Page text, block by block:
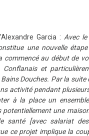
Garcia : Avec
une nouvelle
commencé au début de
Conflanais et
Bains Douches. Par la
activité pendant
à la place un
potentiellement une
santé [avec salariat
ce projet implique la